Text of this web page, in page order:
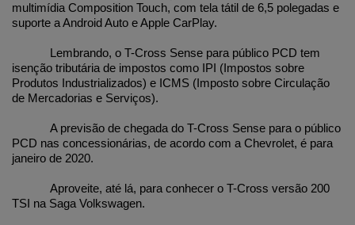
multimídia Composition Touch, com tela tátil de 6,5 polegadas e
suporte a Android Auto e Apple CarPlay.
Lembrando, o T-Cross Sense para público PCD tem
isenção tributária de impostos como IPI (Impostos sobre
Produtos Industrializados) e ICMS (Imposto sobre Circulação
de Mercadorias e Serviços).
A previsão de chegada do T-Cross Sense para o público
PCD nas concessionárias, de acordo com a Chevrolet, é para
janeiro de 2020.
Aproveite, até lá, para conhecer o T-Cross versão 200
TSI na Saga Volkswagen.